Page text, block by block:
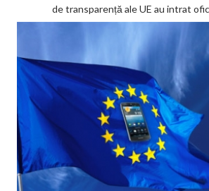
de transparență ale UE au intrat